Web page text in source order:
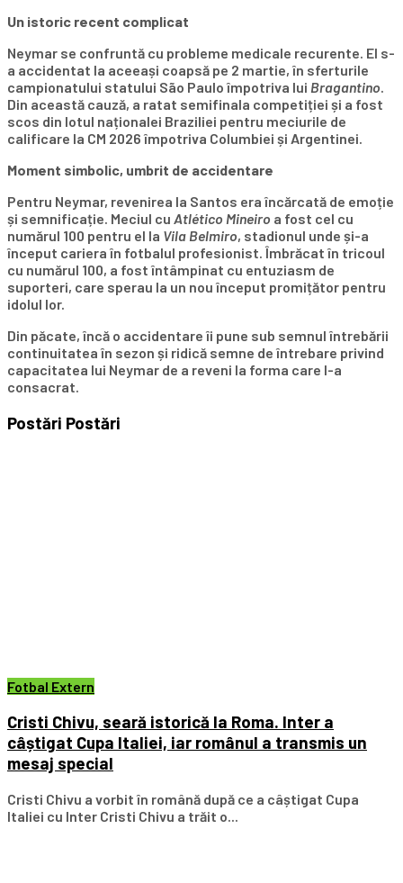
Un istoric recent complicat
Neymar se confruntă cu probleme medicale recurente. El s-
a accidentat la aceeași coapsă pe 2 martie, în sferturile
campionatului statului São Paulo împotriva lui Bragantino.
Din această cauză, a ratat semifinala competiției și a fost
scos din lotul naționalei Braziliei pentru meciurile de
calificare la CM 2026 împotriva Columbiei și Argentinei.
Moment simbolic, umbrit de accidentare
Pentru Neymar, revenirea la Santos era încărcată de emoție
și semnificație. Meciul cu Atlético Mineiro a fost cel cu
numărul 100 pentru el la Vila Belmiro, stadionul unde și-a
început cariera în fotbalul profesionist. Îmbrăcat în tricoul
cu numărul 100, a fost întâmpinat cu entuziasm de
suporteri, care sperau la un nou început promițător pentru
idolul lor.
Din păcate, încă o accidentare îi pune sub semnul întrebării
continuitatea în sezon și ridică semne de întrebare privind
capacitatea lui Neymar de a reveni la forma care l-a
consacrat.
Postări Postări
Fotbal Extern
Cristi Chivu, seară istorică la Roma. Inter a
câștigat Cupa Italiei, iar românul a transmis un
mesaj special
Cristi Chivu a vorbit în română după ce a câștigat Cupa
Italiei cu Inter Cristi Chivu a trăit o...